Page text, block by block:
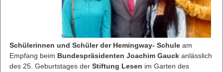
Schülerinnen und Schüler der Hemingway- Schule am
Empfang beim Bundespräsidenten Joachim Gauck anlässlich
des 25. Geburtstages der Stiftung Lesen im Garten des